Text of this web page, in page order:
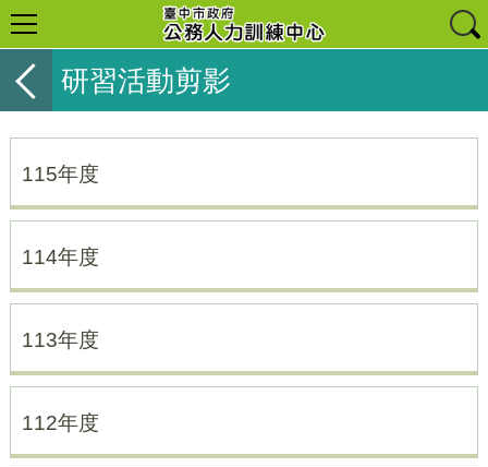
研習活動剪影
115年度
114年度
113年度
112年度